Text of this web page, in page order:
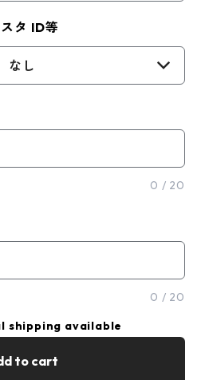
タ ID等
なし
0 / 20
0 / 20
shipping available
to cart